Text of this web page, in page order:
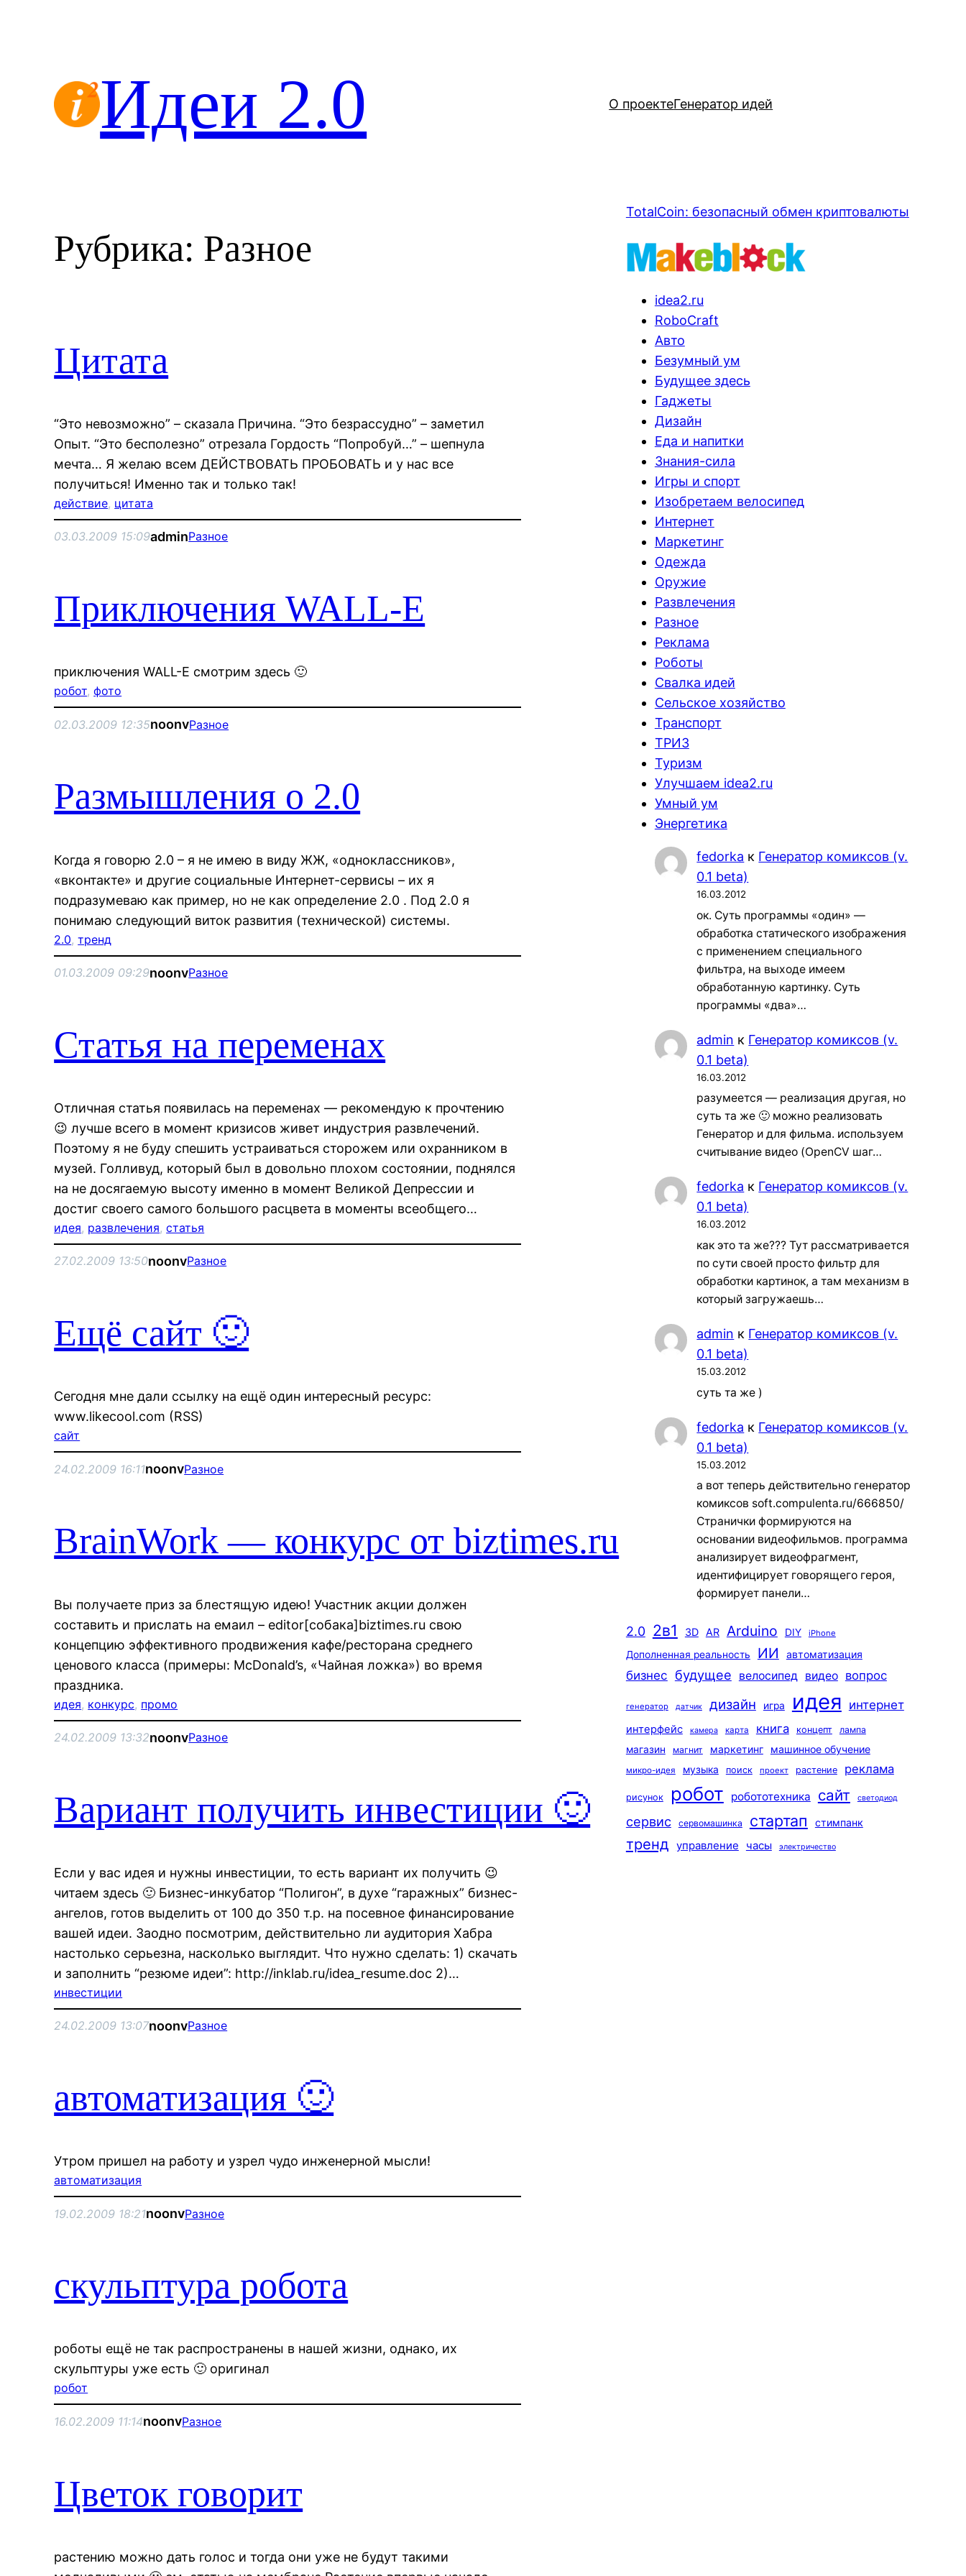
Идеи 2.0 О проектеГенератор идей
Рубрика: Разное
Цитата
“Это невозможно” – сказала Причина. “Это безрассудно” – заметил
Опыт. “Это бесполезно” отрезала Гордость “Попробуй…” – шепнула
мечта… Я желаю всем ДЕЙСТВОВАТЬ ПРОБОВАТЬ и у нас все
получиться! Именно так и только так!
действие, цитата
03.03.2009 15:09adminРазное
Приключения WALL-E
приключения WALL-E смотрим здесь 🙂
робот, фото
02.03.2009 12:35noonvРазное
Размышления о 2.0
Когда я говорю 2.0 – я не имею в виду ЖЖ, «одноклассников»,
«вконтакте» и другие социальные Интернет-сервисы – их я
подразумеваю как пример, но не как определение 2.0 . Под 2.0 я
понимаю следующий виток развития (технической) системы.
2.0, тренд
01.03.2009 09:29noonvРазное
Статья на переменах
Отличная статья появилась на переменах — рекомендую к прочтению
😉 лучше всего в момент кризисов живет индустрия развлечений.
Поэтому я не буду спешить устраиваться сторожем или охранником в
музей. Голливуд, который был в довольно плохом состоянии, поднялся
на не досягаемую высоту именно в момент Великой Депрессии и
достиг своего самого большого расцвета в моменты всеобщего…
идея, развлечения, статья
27.02.2009 13:50noonvРазное
Ещё сайт 🙂
Сегодня мне дали ссылку на ещё один интересный ресурс:
www.likecool.com (RSS)
сайт
24.02.2009 16:11noonvРазное
BrainWork — конкурс от biztimes.ru
Вы получаете приз за блестящую идею! Участник акции должен
составить и прислать на емаил – editor[собака]biztimes.ru свою
концепцию эффективного продвижения кафе/ресторана среднего
ценового класса (примеры: McDonald’s, «Чайная ложка») во время
праздника.
идея, конкурс, промо
24.02.2009 13:32noonvРазное
Вариант получить инвестиции 🙂
Если у вас идея и нужны инвестиции, то есть вариант их получить 😉
читаем здесь 🙂 Бизнес-инкубатор “Полигон”, в духе “гаражных” бизнес-
ангелов, готов выделить от 100 до 350 т.р. на посевное финансирование
вашей идеи. Заодно посмотрим, действительно ли аудитория Хабра
настолько серьезна, насколько выглядит. Что нужно сделать: 1) скачать
и заполнить “резюме идеи”: http://inklab.ru/idea_resume.doc 2)…
инвестиции
24.02.2009 13:07noonvРазное
автоматизация 🙂
Утром пришел на работу и узрел чудо инженерной мысли!
автоматизация
19.02.2009 18:21noonvРазное
скульптура робота
роботы ещё не так распространены в нашей жизни, однако, их
скульптуры уже есть 🙂 оригинал
робот
16.02.2009 11:14noonvРазное
Цветок говорит
растению можно дать голос и тогда они уже не будут такими
TotalCoin: безопасный обмен криптовалюты
idea2.ru
RoboCraft
Авто
Безумный ум
Будущее здесь
Гаджеты
Дизайн
Еда и напитки
Знания-сила
Игры и спорт
Изобретаем велосипед
Интернет
Маркетинг
Одежда
Оружие
Развлечения
Разное
Реклама
Роботы
Свалка идей
Сельское хозяйство
Транспорт
ТРИЗ
Туризм
Улучшаем idea2.ru
Умный ум
Энергетика
fedorka к Генератор комиксов (v.
0.1 beta)
16.03.2012
ок. Суть программы «один» —
обработка статического изображения
с применением специального
фильтра, на выходе имеем
обработанную картинку. Суть
программы «два»…
admin к Генератор комиксов (v.
0.1 beta)
16.03.2012
разумеется — реализация другая, но
суть та же 🙂 можно реализовать
Генератор и для фильма. используем
считывание видео (OpenCV шаг…
fedorka к Генератор комиксов (v.
0.1 beta)
16.03.2012
как это та же??? Тут рассматривается
по сути своей просто фильтр для
обработки картинок, а там механизм в
который загружаешь…
admin к Генератор комиксов (v.
0.1 beta)
15.03.2012
суть та же )
fedorka к Генератор комиксов (v.
0.1 beta)
15.03.2012
а вот теперь действительно генератор
комиксов soft.compulenta.ru/666850/
Странички формируются на
основании видеофильмов. программа
анализирует видеофрагмент,
идентифицирует говорящего героя,
формирует панели…
2.0 2в1 3D AR Arduino DIY iPhone
Дополненная реальность ИИ автоматизация
бизнес будущее велосипед видео вопрос
генератор датчик дизайн игра идея интернет
интерфейс камера карта книга концепт лампа
магазин магнит маркетинг машинное обучение
микро-идея музыка поиск проект растение реклама
рисунок робот робототехника сайт светодиод
сервис сервомашинка стартап стимпанк
тренд управление часы электричество